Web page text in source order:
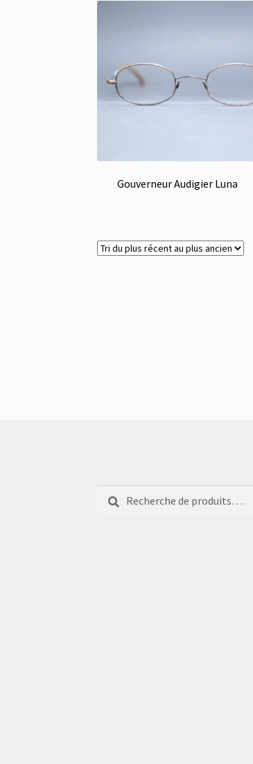
Gouverneur Audigier Luna
pour :